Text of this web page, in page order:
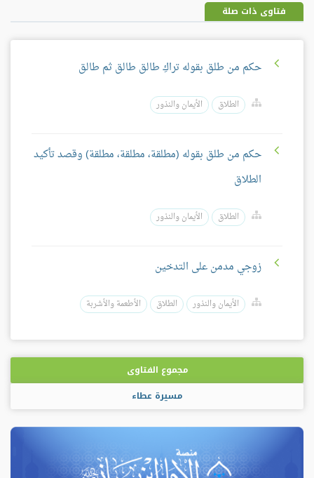
فتاوى ذات صلة
حكم من طلق بقوله تراكِ طالق طالق ثم طالق
الطلاق الأيمان والنذور
حكم من طلق بقوله (مطلقة، مطلقة، مطلقة) وقصد تأكيد
الطلاق
الطلاق الأيمان والنذور
زوجي مدمن على التدخين
الأيمان والنذور الطلاق الأطعمة والأشربة
مجموع الفتاوى
مسيرة عطاء